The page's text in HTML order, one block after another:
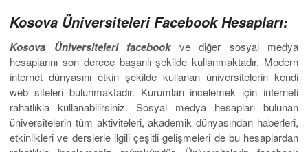
Kosova Üniversiteleri Facebook Hesapları:
Kosova Üniversiteleri facebook ve diğer sosyal medya
hesaplarını son derece başarılı şekilde kullanmaktadır. Modern
internet dünyasını etkin şekilde kullanan üniversitelerin kendi
web siteleri bulunmaktadır. Kurumları incelemek için interneti
rahatlıkla kullanabilirsiniz. Sosyal medya hesapları bulunan
üniversitelerin tüm aktiviteleri, akademik dünyasından haberleri,
etkinlikleri ve derslerle ilgili çeşitli gelişmeleri de bu hesaplardan